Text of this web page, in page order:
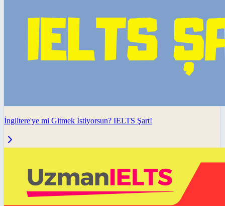
İngiltere'ye mi Gitmek İstiyorsun? IELTS Şart!